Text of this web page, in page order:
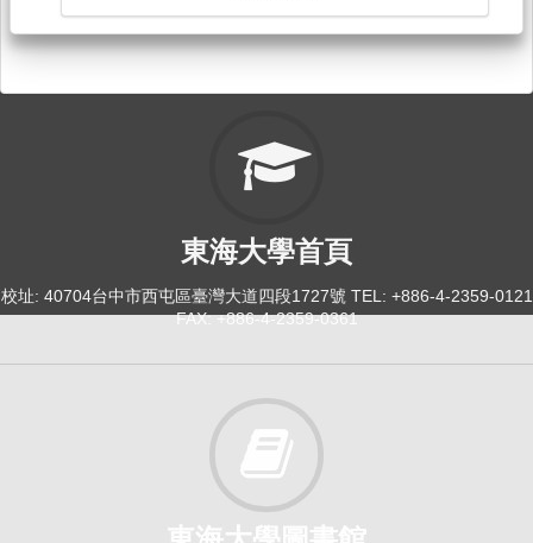
東海大學首頁
校址: 40704台中市西屯區臺灣大道四段1727號 TEL: +886-4-2359-0121
FAX: +886-4-2359-0361